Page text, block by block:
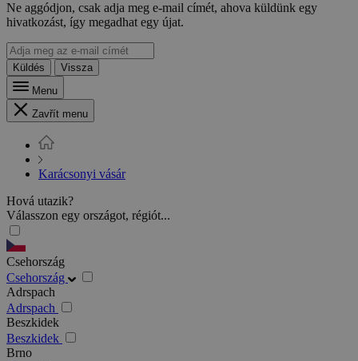
Ne aggódjon, csak adja meg e-mail címét, ahova küldünk egy
hivatkozást, így megadhat egy újat.
Küldés
Vissza
Menu
Zavřít menu
Karácsonyi vásár
Hová utazik?
Válasszon egy országot, régiót...
Csehország
Csehország
Adrspach
Adrspach
Beszkidek
Beszkidek
Brno